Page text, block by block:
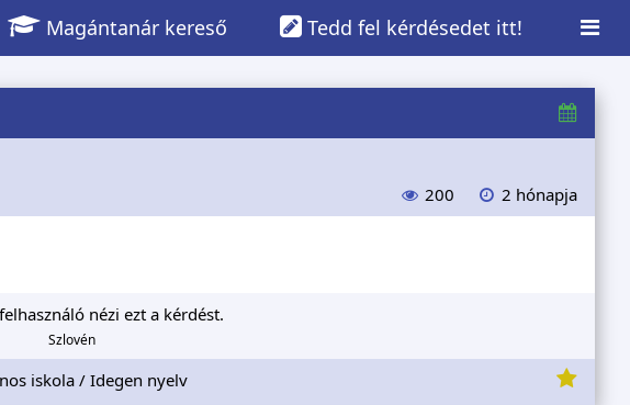
Tedd fel kérdésedet itt!
Magántanár kereső
200 2 hónapja
felhasználó nézi ezt a kérdést.
Szlovén
iskola / Idegen nyelv